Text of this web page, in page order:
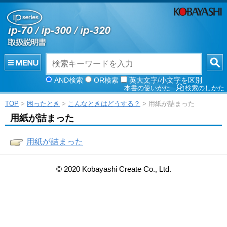
AND検索 OR検索 英大文字/小文字を区別
検索のしかた
本書の使いかた
TOP > 困ったとき > こんなときはどうする？ > 用紙が詰まった
用紙が詰まった
用紙が詰まった
© 2020 Kobayashi Create Co., Ltd.